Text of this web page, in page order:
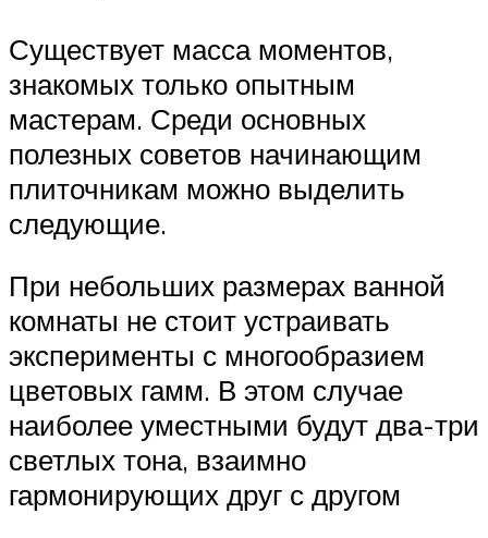
Существует масса моментов,
знакомых только опытным
мастерам. Среди основных
полезных советов начинающим
плиточникам можно выделить
следующие.
При небольших размерах ванной
комнаты не стоит устраивать
эксперименты с многообразием
цветовых гамм. В этом случае
наиболее уместными будут два-три
светлых тона, взаимно
гармонирующих друг с другом